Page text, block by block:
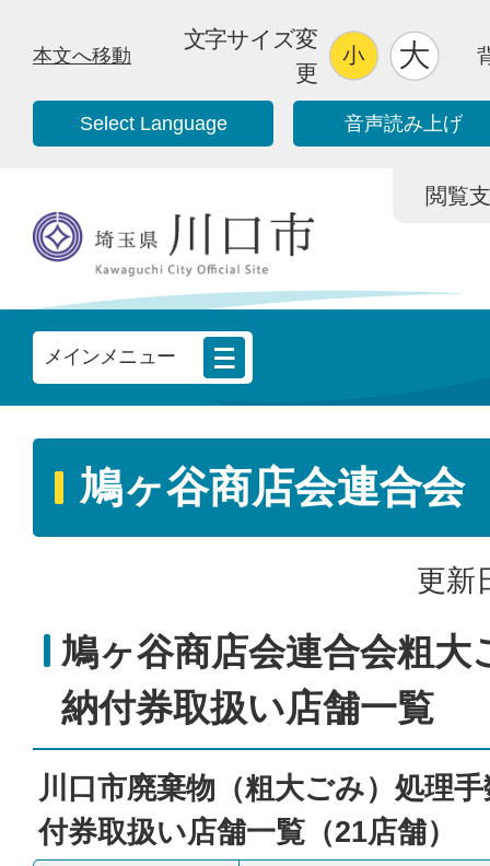
本文へ移動
文字サイズ変
更
Select Language 音声読み上げ
閲覧
メインメニュー
鳩ヶ谷商店会連合会
更新
鳩ヶ谷商店会連合会粗大
納付券取扱い店舗一覧
川口市廃棄物（粗大ごみ）処理
付券取扱い店舗一覧（21店舗）